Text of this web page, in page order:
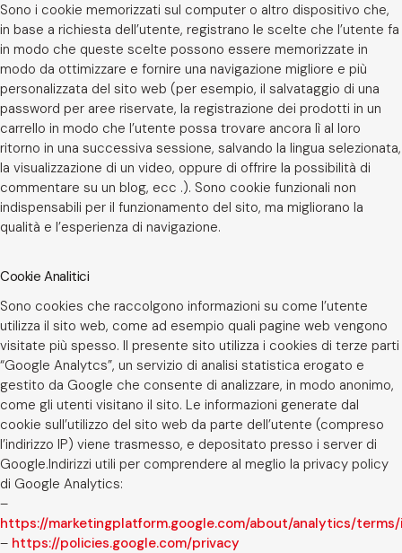
Sono i cookie memorizzati sul computer o altro dispositivo che,
in base a richiesta dell’utente, registrano le scelte che l’utente fa
in modo che queste scelte possono essere memorizzate in
modo da ottimizzare e fornire una navigazione migliore e più
personalizzata del sito web (per esempio, il salvataggio di una
password per aree riservate, la registrazione dei prodotti in un
carrello in modo che l’utente possa trovare ancora lì al loro
ritorno in una successiva sessione, salvando la lingua selezionata,
la visualizzazione di un video, oppure di offrire la possibilità di
commentare su un blog, ecc .). Sono cookie funzionali non
indispensabili per il funzionamento del sito, ma migliorano la
qualità e l’esperienza di navigazione.
Cookie Analitici
Sono cookies che raccolgono informazioni su come l’utente
utilizza il sito web, come ad esempio quali pagine web vengono
visitate più spesso. Il presente sito utilizza i cookies di terze parti
“Google Analytcs”, un servizio di analisi statistica erogato e
gestito da Google che consente di analizzare, in modo anonimo,
come gli utenti visitano il sito. Le informazioni generate dal
cookie sull’utilizzo del sito web da parte dell’utente (compreso
l’indirizzo IP) viene trasmesso, e depositato presso i server di
Google.Indirizzi utili per comprendere al meglio la privacy policy
di Google Analytics:
–
https://marketingplatform.google.com/about/analytics/
– https://policies.google.com/privacy